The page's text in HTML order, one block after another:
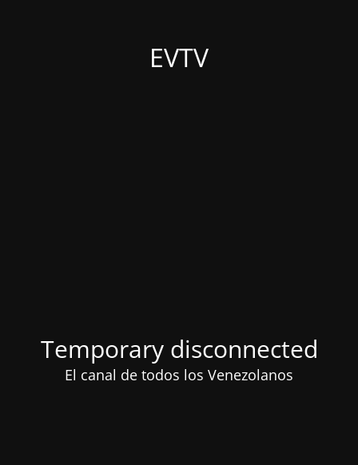
EVTV
Temporary disconnected
El canal de todos los Venezolanos